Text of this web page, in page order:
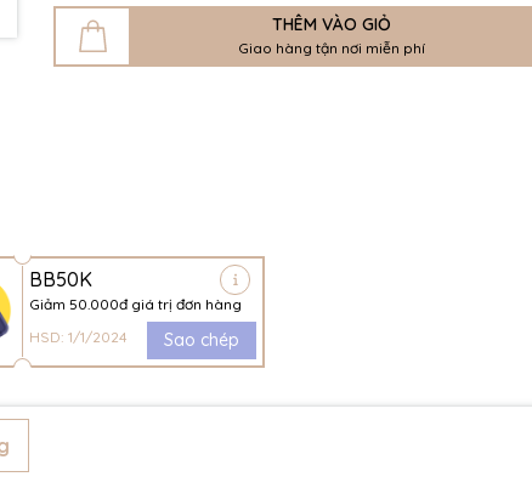
THÊM VÀO GIỎ
Giao hàng tận nơi miễn phí
BB50K
Giảm 50.000đ giá trị đơn hàng
HSD: 1/1/2024
Sao chép